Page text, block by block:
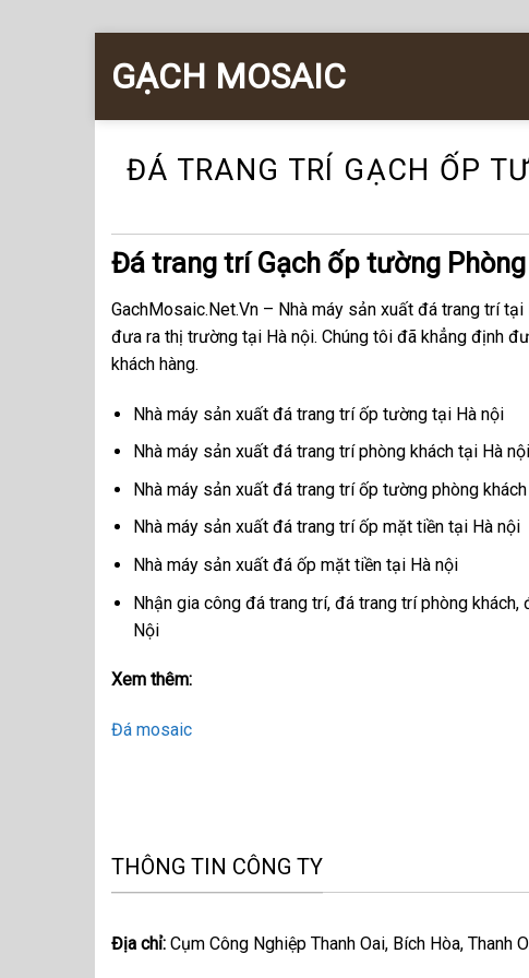
đến
dung
GẠCH MOSAIC
ĐÁ TRANG TRÍ GẠCH ỐP
Đá trang trí Gạch ốp tường
GachMosaic.Net.Vn – Nhà máy sản xuất đá trang trí
đưa ra thị trường tại Hà nội. Chúng tôi đã khẳng định
khách hàng.
Nhà máy sản xuất đá trang trí ốp tường tại Hà nội
Nhà máy sản xuất đá trang trí phòng khách tại Hà nội
Nhà máy sản xuất đá trang trí ốp tường phòng
Nhà máy sản xuất đá trang trí ốp mặt tiền tại Hà nội
Nhà máy sản xuất đá ốp mặt tiền tại Hà nội
Nhận gia công đá trang trí, đá trang trí phòng
Nội
Xem thêm:
Đá mosaic
THÔNG TIN CÔNG TY
Địa chỉ: Cụm Công Nghiệp Thanh Oai, Bích Hòa, Thanh